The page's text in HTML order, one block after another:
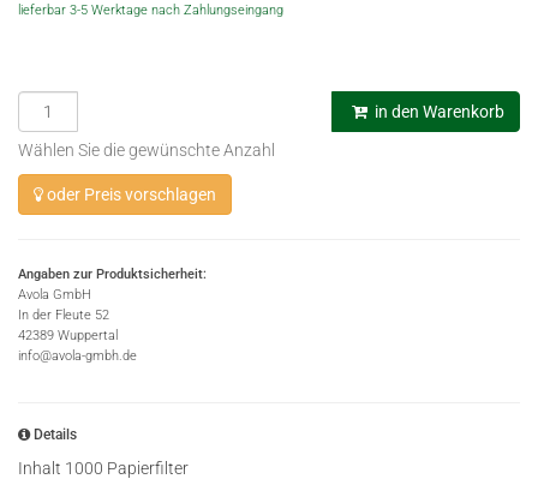
lieferbar 3-5 Werktage nach Zahlungseingang
in den Warenkorb
Wählen Sie die gewünschte Anzahl
oder Preis vorschlagen
Angaben zur Produktsicherheit:
Avola GmbH
In der Fleute 52
42389 Wuppertal
info@avola-gmbh.de
Details
Inhalt 1000 Papierfilter